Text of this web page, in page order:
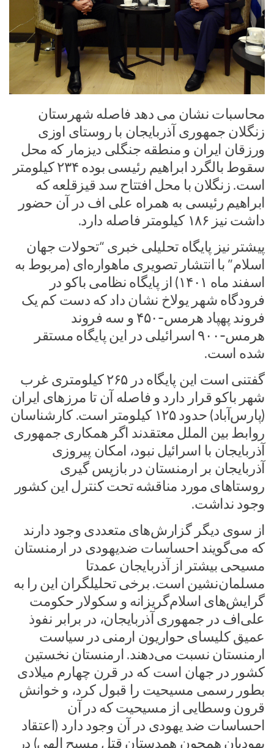
محاسبات نشان می دهد فاصله شهرستان
زنگلان جمهوری آذربایجان با روستای اوزی
ورزقان ایران و منطقه جنگلی دیزمار که محل
سقوط بالگرد ابراهیم رئیسی بوده ۲۳۴ کیلومتر
است. زنگلان با محل افتتاح سد قیزقلعه‌ که
ابراهیم رئیسی به همراه علی اف در آن حضور
داشت نیز ۱۸۶ کیلومتر فاصله دارد.
پیشتر نیز پایگاه تحلیلی خبری “تحولات جهان
اسلام” با انتشار تصویری ماهواره‌ای (مربوط به
اسفند ماه ۱۴۰۱) از پایگاه نظامی باکو در
فرودگاه شهر یولاخ نشان داد که دست کم یک
فروند پهپاد هرمس-۴۵۰ و سه فروند
هرمس-۹۰۰ اسرائیلی در این پایگاه مستقر
شده است.
گفتنی است این پایگاه در ۲۶۵ کیلومتری غرب
شهر باکو قرار دارد و فاصله آن تا مرزهای ایران
(پارس‌آباد) حدود ۱۲۵ کیلومتر است. کارشناسان
روابط بین الملل معتقدند اگر همکاری جمهوری
آذربایجان با اسرائیل نبود، امکان پیروزی
آذربایجان بر ارمنستان در بازپس گیری
روستاهای مورد مناقشه تحت کنترل این کشور
وجود نداشت.
از سوی دیگر گزارش‌های متعددی وجود دارند
که می‌گویند احساسات ضدیهودی در ارمنستان
مسیحی بیشتر از آذربایجان عمدتا
مسلمان‌نشین است. برخی تحلیلگران این را به
گرایش‌های اسلام‌گریزانه و سکولار حکومت
علی‌اف در جمهوری آذربایجان، در برابر نفوذ
عمیق کلیسای حواریون ارمنی در سیاست
ارمنستان نسبت می‌دهند. ارمنستان نخستین
کشور در جهان است که در قرن چهارم میلادی
بطور رسمی مسیحیت را قبول کرد، و خوانش
قرون وسطایی از مسیحیت که در آن
احساسات ضد یهودی در آن وجود دارد (اعتقاد
یهودیان همچون همدستان قتل مسیح الهی) در